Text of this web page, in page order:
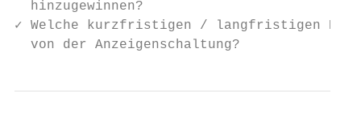
  hinzugewinnen?
✓ Welche kurzfristigen / langfristigen
  von der Anzeigenschaltung?